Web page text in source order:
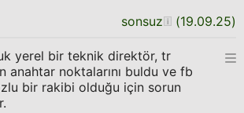
sonsuz (19.09.25)
yerel bir teknik direktör, tr
anahtar noktalarını buldu ve fb
bir rakibi olduğu için sorun